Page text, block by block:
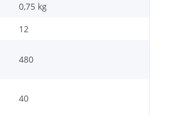
0,75 kg
12
480
40